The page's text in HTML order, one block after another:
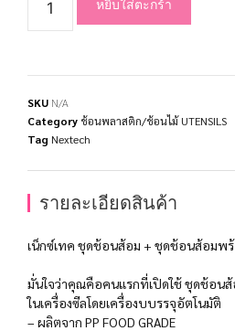
หยิบใส่ตะกร้า
SKU N/A
Category ช้อนพลาสติก/ช้อนไม้ UTENSILS
Tag Nextech
รายละเอียดสินค้า
เน็กซ์เทค ชุดช้อนส้อม + ชุดช้อนส้อมพ
มั่นใจว่าคุณคือคนแรกที่เปิดใช้ ชุดช้อนส้
ในเครื่องซีลโดยเครื่องบบรรจุอัตโนมัติ
– ผลิตจาก PP FOOD GRADE